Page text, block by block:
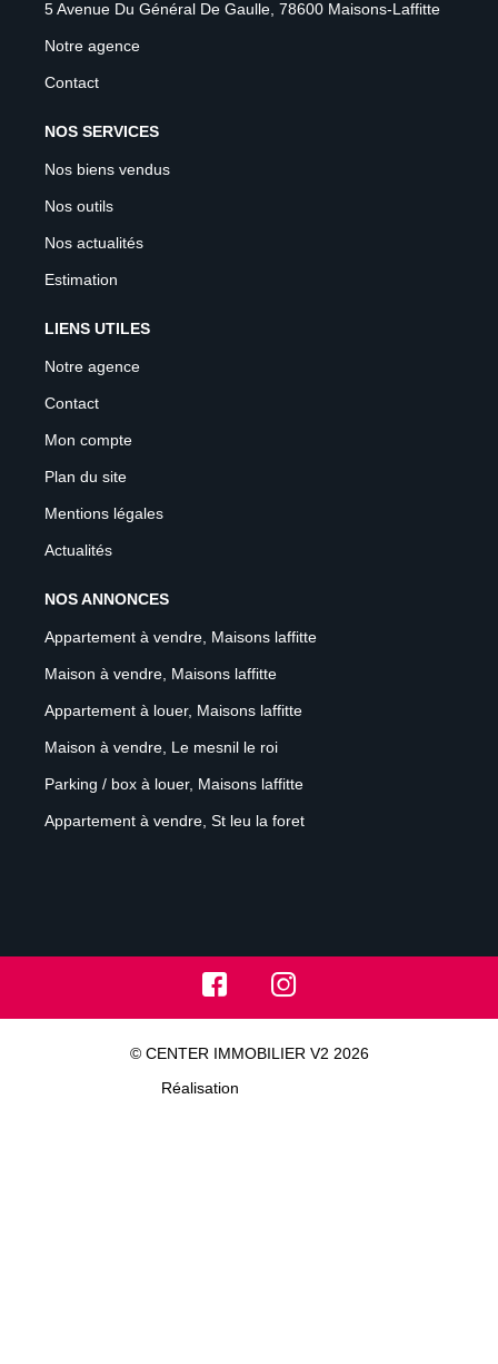
5 Avenue Du Général De Gaulle, 78600 Maisons-Laffitte
Notre agence
Contact
NOS SERVICES
Nos biens vendus
Nos outils
Nos actualités
Estimation
LIENS UTILES
Notre agence
Contact
Mon compte
Plan du site
Mentions légales
Actualités
NOS ANNONCES
Appartement à vendre, Maisons laffitte
Maison à vendre, Maisons laffitte
Appartement à louer, Maisons laffitte
Maison à vendre, Le mesnil le roi
Parking / box à louer, Maisons laffitte
Appartement à vendre, St leu la foret
© CENTER IMMOBILIER V2 2026
Réalisation